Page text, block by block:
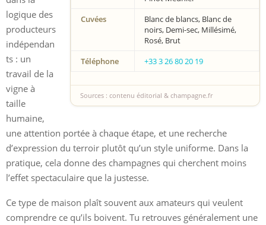
Cuvées
Blanc de blancs, Blanc de
noirs, Demi-sec, Millésimé,
Rosé, Brut
Téléphone
+33 3 26 80 20 19
Sources : contenu éditorial & champagne.fr
logique des
producteurs
indépendan
ts : un
travail de la
vigne à
taille
humaine,
une attention portée à chaque étape, et une recherche
d’expression du terroir plutôt qu’un style uniforme. Dans la
pratique, cela donne des champagnes qui cherchent moins
l’effet spectaculaire que la justesse.
Ce type de maison plaît souvent aux amateurs qui veulent
comprendre ce qu’ils boivent. Tu retrouves généralement une